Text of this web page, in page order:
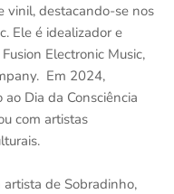
vinil, destacando-se nos
Ele é idealizador e
Electronic Music,
Em 2024,
Dia da Consciência
com artistas
artista de Sobradinho,